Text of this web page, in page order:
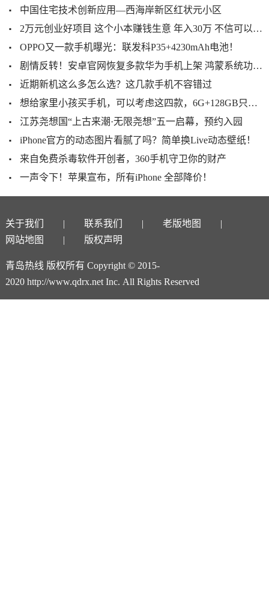
中国住宅技术创新应用—西海岸新区红状元小区
2万元创业好项目 这个小本赚钱生意 年入30万 不信可以试试
OPPO又一款手机曝光：联发科P35+4230mAh电池！
剧情反转！安卓官网恢复多款华为手机上架 鸿蒙系统功不可没
近期新机这么多怎么选？这几款手机不容错过
想给家里小孩买手机，可以考虑这四款，6G+128GB只卖1099元！
江苏尧想国“上古来潮·无限尧想”五一启幕，预约入园
iPhone官方的动态图片看腻了吗？简单换Live动态壁纸！
来自免费杀毒软件开创者，360手机守卫你的财产
一声令下！苹果宣布，所有iPhone 全部降价！
关于我们 联系我们
老版地图
网站地图
版权声明
青岛热线 版权所有 Copyright © 2015-
2020 http://www.qdrx.net Inc. All Rights Reserved